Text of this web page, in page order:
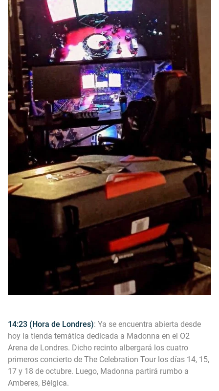
14:23 (Hora de Londres): Ya se encuentra abierta desde
hoy la tienda temática dedicada a Madonna en el O2
Arena de Londres. Dicho recinto albergará los cuatro
primeros concierto de The Celebration Tour los días 14, 15,
17 y 18 de octubre. Luego, Madonna partirá rumbo a
Amberes, Bélgica.